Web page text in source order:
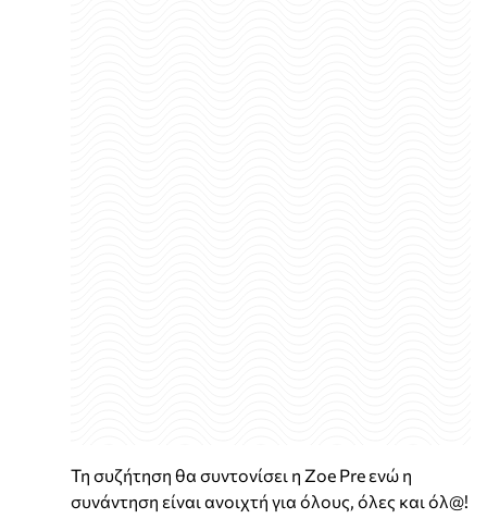
Τη συζήτηση θα συντονίσει η Zoe Pre ενώ η
συνάντηση είναι ανοιχτή για όλους, όλες και όλ@!